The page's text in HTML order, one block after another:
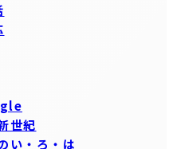
世紀
い・ろ・は